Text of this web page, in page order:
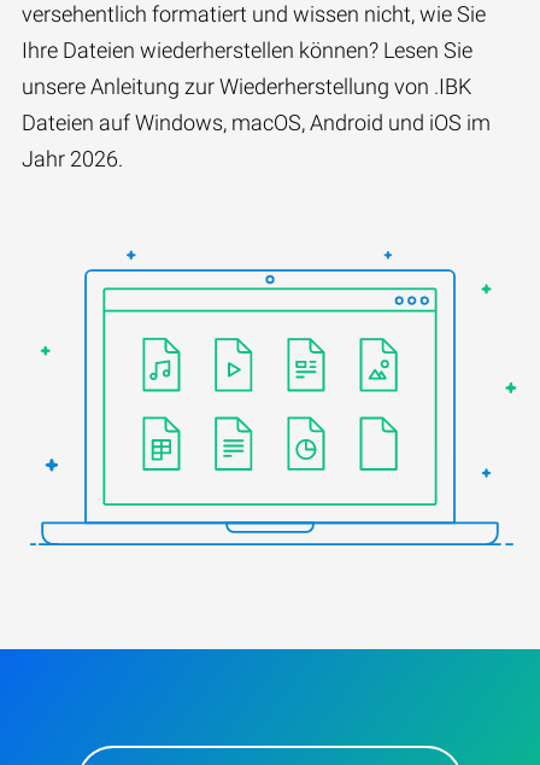
versehentlich formatiert und wissen nicht, wie Sie
Ihre Dateien wiederherstellen können? Lesen Sie
unsere Anleitung zur Wiederherstellung von .IBK
Dateien auf Windows, macOS, Android und iOS im
Jahr 2026.